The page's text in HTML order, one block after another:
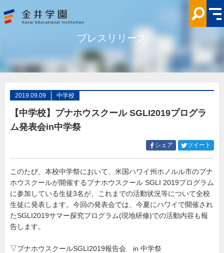
学
校】
プ
ル
プレスリリース
2019.09.09 中学校
【中学校】プナホウスクール SGLI2019プログラ
ム発表会in中学祭
シェア Facebook
ェ
ア
す
る
ツイート
ェ
ア
る
このたび、本校中学祭において、米国ハワイ州ホノルル市のプナ
ホウスクールが開催するプナホウスクール SGLI 2019プログラム
に参加している生徒3名が、これまでの活動状況等について全校
生徒に発表します。今回の発表会では、今夏にハワイで開催され
たSGLI2019サマー探究プログラム(現地研修)での活動内容も報
告します。
▽プナホウスクールSGLI2019報告会 in 中学祭